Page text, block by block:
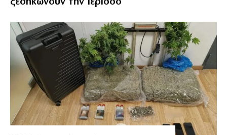
ξεσηκώνουν την Ιερισσό